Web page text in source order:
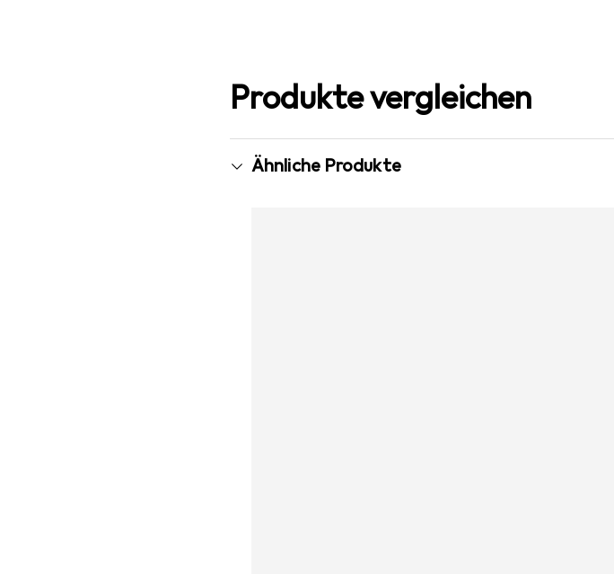
Produkte vergleichen
Ähnliche Produkte